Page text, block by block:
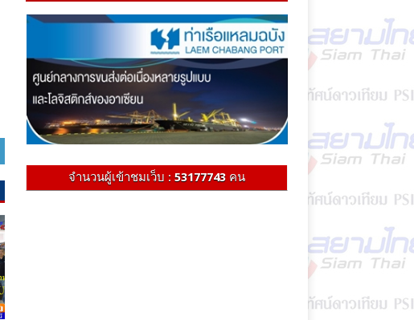
จำนวนผู้เข้าชมเว็บ : 53177743 คน